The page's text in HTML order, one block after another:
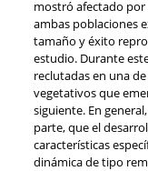
mostró afectado por
ambas poblaciones
tamaño y éxito
estudio. Durante
reclutadas en una
vegetativos que
siguiente. En
parte, que el
características
dinámica de tipo